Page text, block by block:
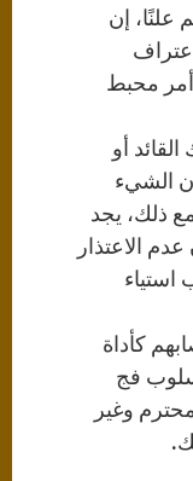
علنًا، إن
أمر محبط
أو
الشيء
ذلك، يجد
الاعتذار
استياء
كأداة
فج
وغير